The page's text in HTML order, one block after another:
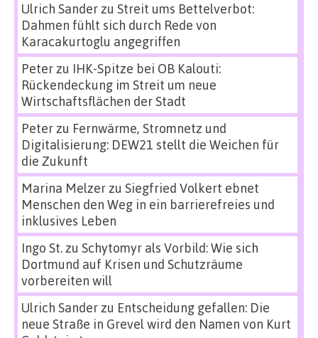
Ulrich Sanderzu Streit ums Bettelverbot:
Dahmen fühlt sich durch Rede von
Karacakurtoglu angegriffen
Peterzu IHK-Spitze bei OB Kalouti:
Rückendeckung im Streit um neue
Wirtschaftsflächen der Stadt
Peterzu Fernwärme, Stromnetz und
Digitalisierung: DEW21 stellt die Weichen für
die Zukunft
Marina Melzerzu Siegfried Volkert ebnet
Menschen den Weg in ein barrierefreies und
inklusives Leben
Ingo St.zu Schytomyr als Vorbild: Wie sich
Dortmund auf Krisen und Schutzräume
vorbereiten will
Ulrich Sanderzu Entscheidung gefallen: Die
neue Straße in Grevel wird den Namen von Kurt